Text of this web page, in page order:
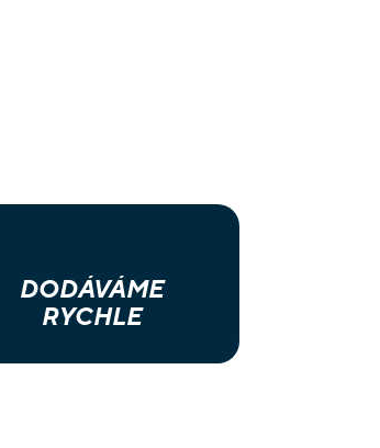
DODÁVÁME
RYCHLE